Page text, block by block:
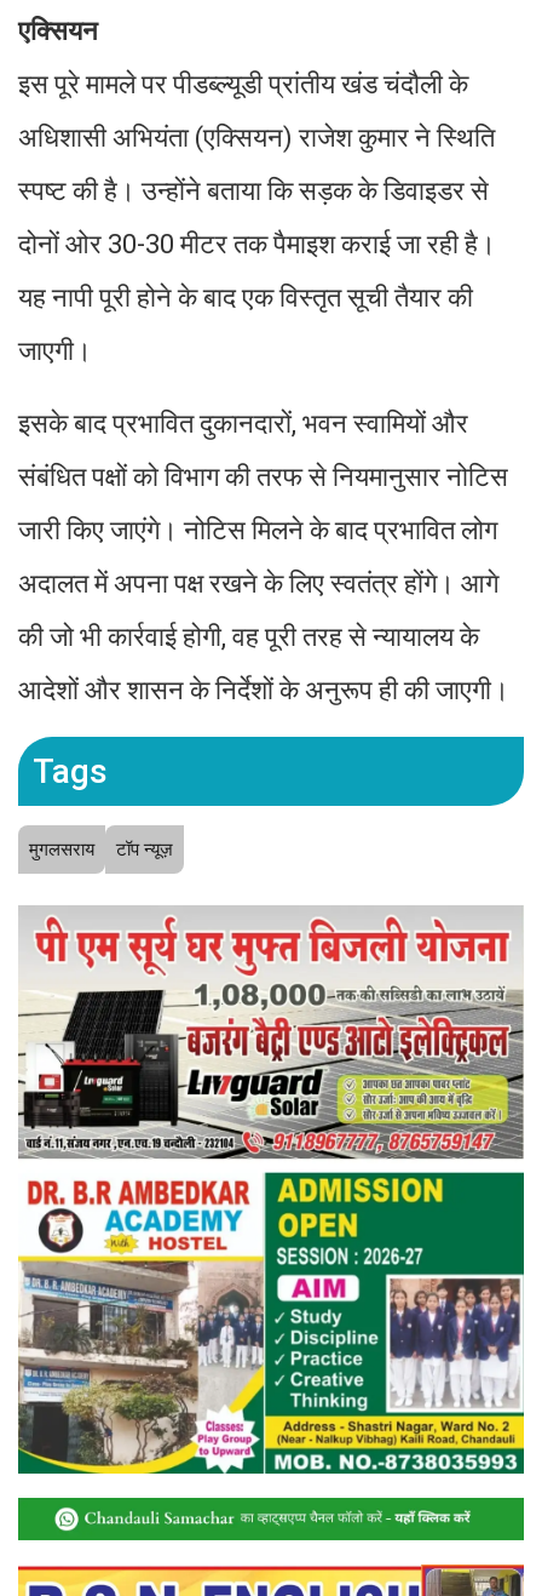
एक्सियन
इस पूरे मामले पर पीडब्ल्यूडी प्रांतीय खंड चंदौली के
अधिशासी अभियंता (एक्सियन) राजेश कुमार ने स्थिति
स्पष्ट की है। उन्होंने बताया कि सड़क के डिवाइडर से
दोनों ओर 30-30 मीटर तक पैमाइश कराई जा रही है।
यह नापी पूरी होने के बाद एक विस्तृत सूची तैयार की
जाएगी।
इसके बाद प्रभावित दुकानदारों, भवन स्वामियों और
संबंधित पक्षों को विभाग की तरफ से नियमानुसार नोटिस
जारी किए जाएंगे। नोटिस मिलने के बाद प्रभावित लोग
अदालत में अपना पक्ष रखने के लिए स्वतंत्र होंगे। आगे
की जो भी कार्रवाई होगी, वह पूरी तरह से न्यायालय के
आदेशों और शासन के निर्देशों के अनुरूप ही की जाएगी।
Tags
मुगलसराय टॉप न्यूज़